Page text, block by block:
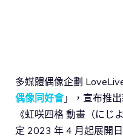
多媒體偶像企劃
偶像同好會」，宣布推
《虹咲四格 動畫（にじ
定 2023 年 4 月起展開